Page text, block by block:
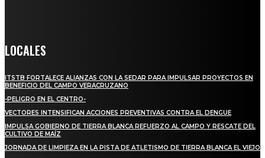
LOCALES
ITSTB FORTALECE ALIANZAS CON LA SEDAR PARA IMPULSAR PROYECTOS EN
BENEFICIO DEL CAMPO VERACRUZANO
-PELIGRO EN EL CENTRO-
VECTORES INTENSIFICAN ACCIONES PREVENTIVAS CONTRA EL DENGUE
IMPULSA GOBIERNO DE TIERRA BLANCA REFUERZO AL CAMPO Y RESCATE DEL
CULTIVO DE MAÍZ
JORNADA DE LIMPIEZA EN LA PISTA DE ATLETISMO DE TIERRA BLANCA EL VIEJO